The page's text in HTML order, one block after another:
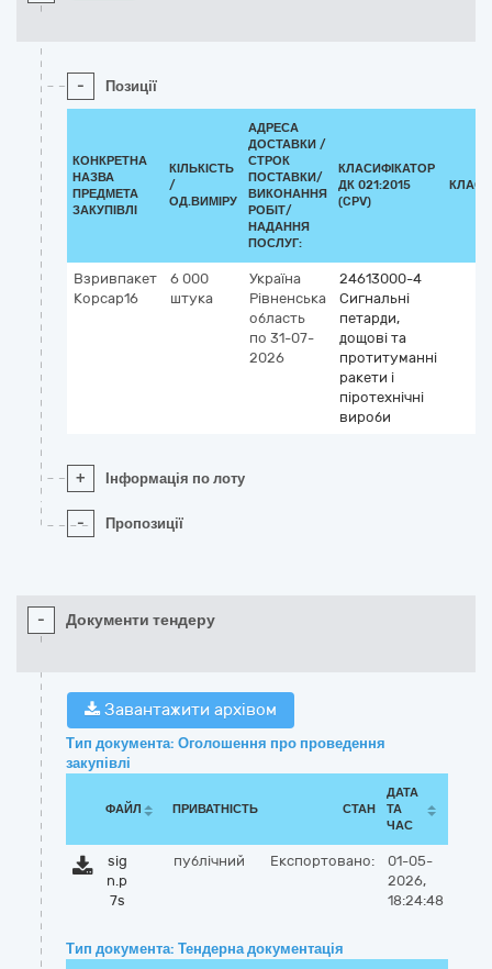
- Позиції
КОНКРЕТНА
НАЗВА
ПРЕДМЕТА
ЗАКУПІВЛІ
КІЛЬКІСТЬ
/
ОД.ВИМІРУ
АДРЕСА
ДОСТАВКИ /
СТРОК
ПОСТАВКИ/
ВИКОНАННЯ
РОБІТ/
НАДАННЯ
ПОСЛУГ:
КЛАСИФІКАТОР
ДК 021:2015
(CPV)
Взривпакет
Корсар16
6 000
штука
Україна
Рівненська
область
по 31-07-
2026
24613000-4
Сигнальні
петарди,
дощові та
протитуманні
ракети і
піротехнічні
вироби
+ Інформація по лоту
- Пропозиції
- Документи тендеру
Завантажити архівом
Тип документа: Оголошення про проведення
закупівлі
ФАЙЛ ПРИВАТНІСТЬ СТАН
ДАТА
ТА
ЧАС
sig
n.p
7s
публічний Експортовано:
01-05-
2026,
18:24:48
Тип документа: Тендерна документація